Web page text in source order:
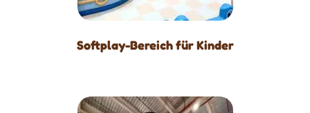
Softplay-Bereich für Kinder